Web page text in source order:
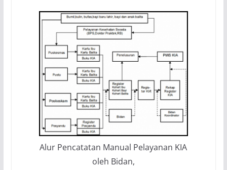
Alur Pencatatan Manual Pelayanan KIA
oleh Bidan,